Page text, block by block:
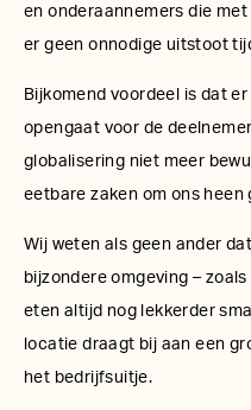
en onderaannemers die
er geen onnodige uitstoot
Bijkomend voordeel is dat
opengaat voor de
globalisering niet meer
eetbare zaken om ons heen
Wij weten als geen ander
bijzondere omgeving –
eten altijd nog lekkerder
locatie draagt bij aan een
het bedrijfsuitje.